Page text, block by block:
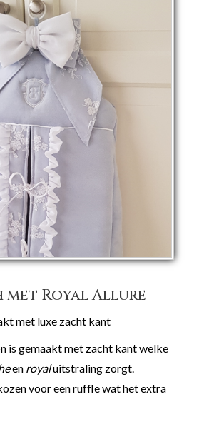
met Royal Allure
met luxe zacht kant
is gemaakt met zacht kant welke
en royaluitstraling zorgt.
voor een ruffle wat het extra